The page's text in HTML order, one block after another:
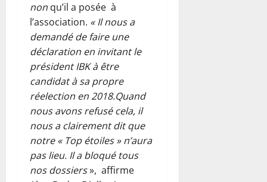
non qu’il a posée à
l’association. « Il nous a
demandé de faire une
déclaration en invitant le
président IBK à être
candidat à sa propre
réelection en 2018.Quand
nous avons refusé cela, il
nous a clairement dit que
notre « Top étoiles » n’aura
pas lieu. Il a bloqué tous
nos dossiers», affirme